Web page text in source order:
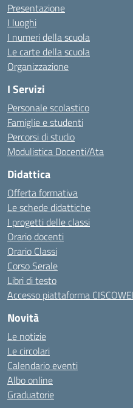
Presentazione
I luoghi
I numeri della scuola
Le carte della scuola
Organizzazione
I Servizi
Personale scolastico
Famiglie e studenti
Percorsi di studio
Modulistica Docenti/Ata
Didattica
Offerta formativa
Le schede didattiche
I progetti delle classi
Orario docenti
Orario Classi
Corso Serale
Libri di testo
Accesso piattaforma
Novità
Le notizie
Le circolari
Calendario eventi
Albo online
Graduatorie